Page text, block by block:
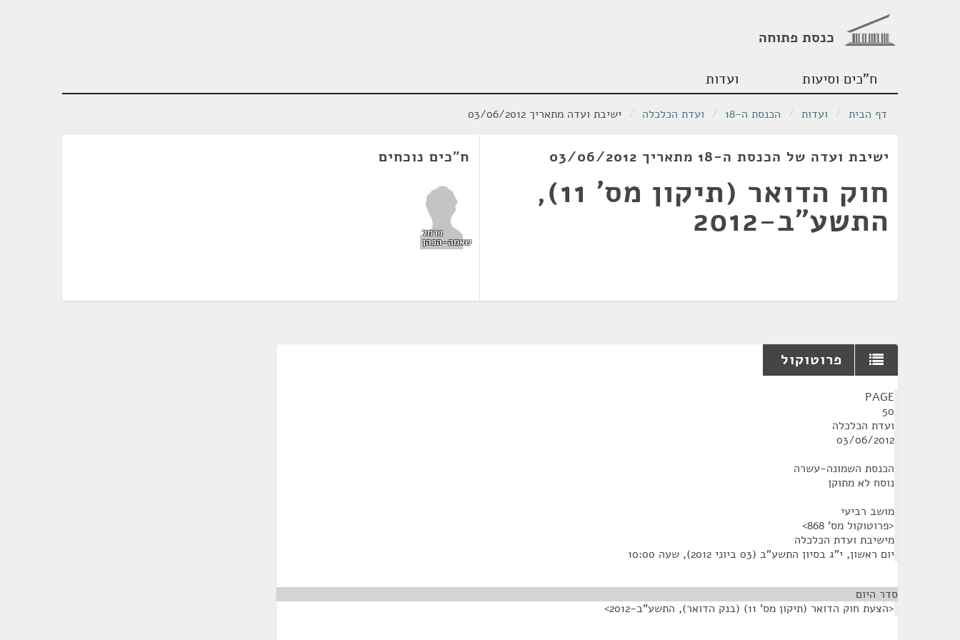
כנסת פתוחה
ח"כים וסיעות ועדות
דף הבית / ועדות / הכנסת ה-18 / ועדת הכלכלה / ישיבת ועדה מתאריך 03/06/2012
ישיבת ועדה של הכנסת ה-18 מתאריך 03/06/2012
חוק הדואר (תיקון מס' 11),
התשע"ב-2012
ח"כים נוכחים
כרמל
שאמה-הכהן
פרוטוקול
PAGE
50
ועדת הכלכלה
03/06/2012
הכנסת השמונה-עשרה
נוסח לא מתוקן
מושב רביעי
<פרוטוקול מס' 868>
מישיבת ועדת הכלכלה
יום ראשון, י"ג בסיון התשע"ב (03 ביוני 2012), שעה 10:00
סדר היום
<הצעת חוק הדואר (תיקון מס' 11) (בנק הדואר), התשע"ב-2012>